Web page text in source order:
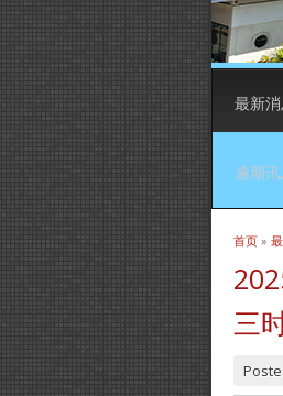
最新
逾期
当
首页 »
三